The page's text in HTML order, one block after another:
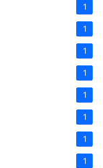
1
1
1
1
1
1
1
1